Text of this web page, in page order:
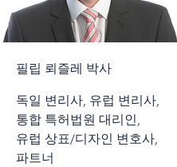
필립 뢰즐레 박사
독일 변리사, 유럽 변리사,
통합 특허법원 대리인,
유럽 상표/디자인 변호사,
파트너